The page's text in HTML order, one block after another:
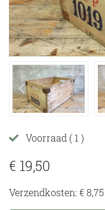
Voorraad ( 1 )
€ 19,50
Verzendkosten: € 8,75